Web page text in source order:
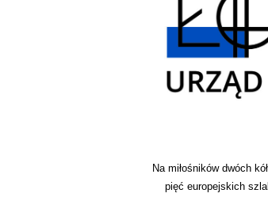
Na miłośników dwóch
pięć europejskich